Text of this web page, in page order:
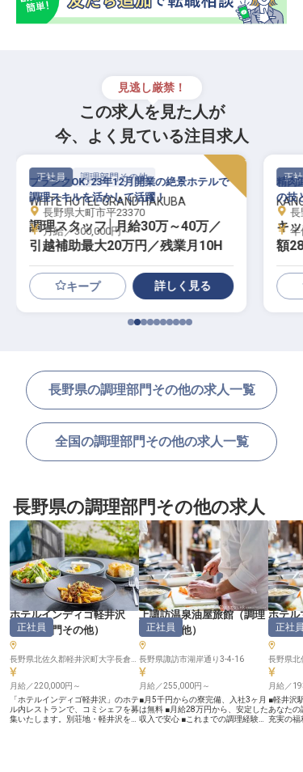
見逃し厳禁！
この求人を見た人が
今、よく見ている注目求人
正社員 調理部門その他
WHITE HOTEL GRAND HAKUBA
調理スタッフ│月給30万～40万／
引越補助最大20万円／残業月10H
ブランクOK♪23年12月開業の絶景ホテルで
調理スキルを活かして活躍！
長野県大町市平23370
月給／300,000円～
キープ 詳しく見る
正社
キ
額
精肉
の技
長
年
長野県の調理部門その他の求人一覧
全国の調理部門その他の求人一覧
長野県の調理部門その他の求人
ホテルインディゴ軽井沢
（調理部門その他）
正社員
月給／220,000円～
「ホテルインディゴ軽井沢」のホテ
ル内レストランで、コミシェフを募
集いたします。別荘地・軽井沢を訪
上諏訪温泉油屋旅館（調理
部門その他）
正社員
長野県諏訪市湖岸通り3-4-16
月給／255,000円～
■月5千円からの寮完備、入社3ヶ月
は無料 ■月給28万円から、安定した
収入で安心 ■これまでの調理経験を
ホテル
理部門
正社員
月給／
■軽井沢
あなたの
充実の福